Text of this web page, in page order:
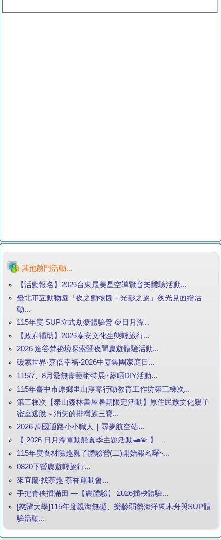
其他熱門活動...
【活動報名】2026台東最美星空導覽音樂體驗活動...
臺北市立動物園「夜之動物園－光影之旅」夜光見面繪活
動...
115年度 SUP立式划槳體驗營 ＠日月潭...
【政府補助】2026泰安文化生態輕旅行...
2026 達谷梵祕境探索暨夜間農遊體驗活動...
碳索世界·嘉倍幸福-2026中嘉集團家庭日...
115/7、8月愛無盡藝術特展~藍晒DIY活動...
115年臺中市原鄉里山淨零行動教育工作坊第三梯次...
第三梯次【泰山森林書屋暑期限定活動】原住民族文化親子
密室逃脫～消失的排灣族三寶...
2026 萬國通路小小職人｜尋夢航空站...
【 2026 日月潭電動船夏季主題活動🛥️💫 】...
115年度食材險趣親子體驗營(二)開始報名囉~...
0820下營農遊輕旅行...
來宜蘭‧找茶趣 茶香運動會...
手把青秧插滿田 —【農體驗】 2026插秧體驗...
[慈濟大學]115年度親海無礙、樂齡弱勢海洋獨木舟與SUP體
驗活動...